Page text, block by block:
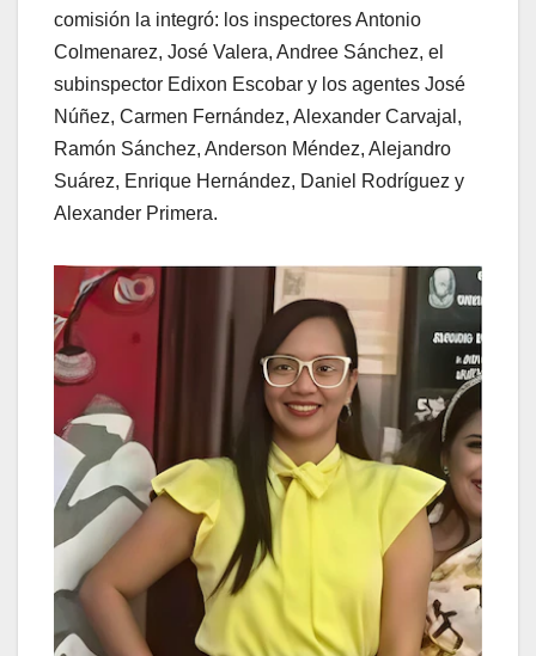
comisión la integró: los inspectores Antonio
Colmenarez, José Valera, Andree Sánchez, el
subinspector Edixon Escobar y los agentes José
Núñez, Carmen Fernández, Alexander Carvajal,
Ramón Sánchez, Anderson Méndez, Alejandro
Suárez, Enrique Hernández, Daniel Rodríguez y
Alexander Primera.